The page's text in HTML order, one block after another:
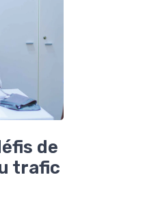
de
trafic